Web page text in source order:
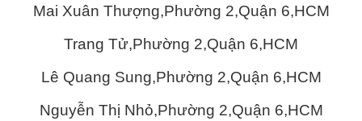
Mai Xuân Thượng,Phường 2,Quận 6,HCM
Trang Tử,Phường 2,Quận 6,HCM
Lê Quang Sung,Phường 2,Quận 6,HCM
Nguyễn Thị Nhỏ,Phường 2,Quận 6,HCM